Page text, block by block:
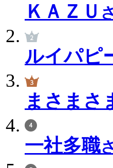
ＫＡＺＵ
ルイパピ
まさまさ
一社多職